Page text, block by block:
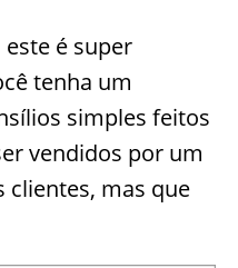
é super
tenha um
simples feitos
vendidos por um
clientes, mas que